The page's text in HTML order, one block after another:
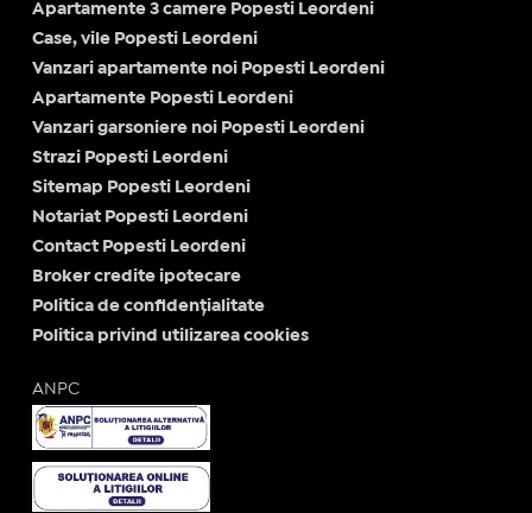
Apartamente 3 camere Popesti Leordeni
Case, vile Popesti Leordeni
Vanzari apartamente noi Popesti Leordeni
Apartamente Popesti Leordeni
Vanzari garsoniere noi Popesti Leordeni
Strazi Popesti Leordeni
Sitemap Popesti Leordeni
Notariat Popesti Leordeni
Contact Popesti Leordeni
Broker credite ipotecare
Politica de confidențialitate
Politica privind utilizarea cookies
ANPC